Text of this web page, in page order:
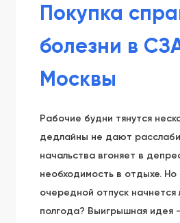
Покупка
болезни в
Москвы
Рабочие будни тянутся
дедлайны не дают
начальства вгоняет в
необходимость в отдыхе. Но
очередной отпуск начнется
полгода? Выигрышная идея